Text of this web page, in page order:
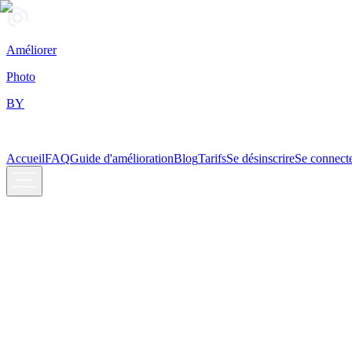
Améliorer
Photo
BY
AccueilFAQGuide d'améliorationBlogTarifsSe désinscrireSe